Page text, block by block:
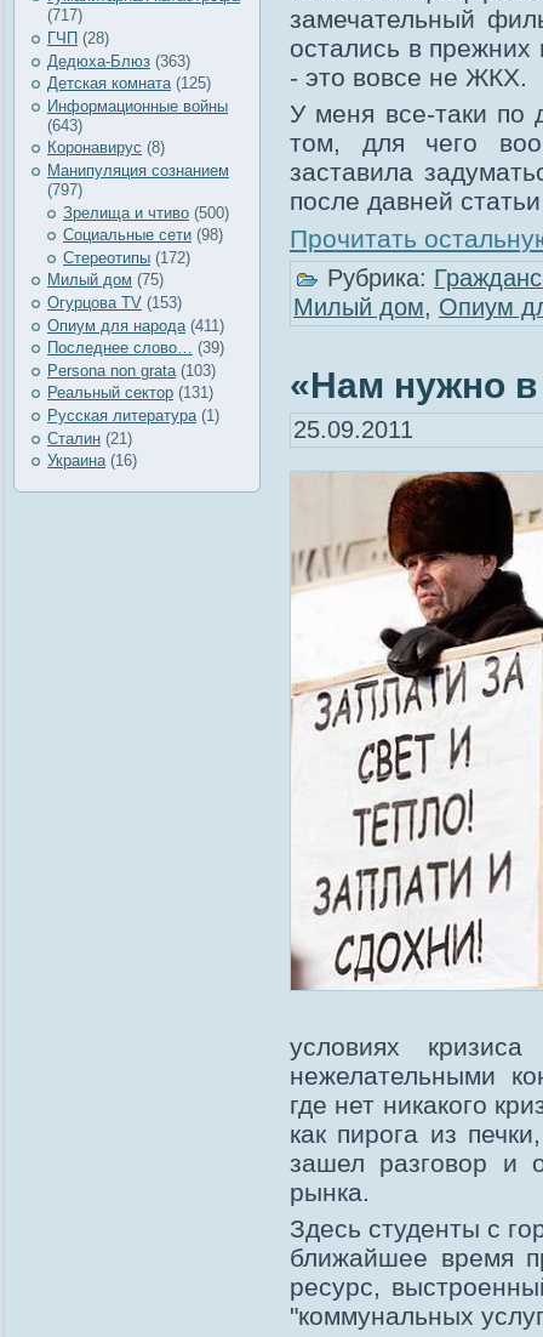
(717)
ГЧП (28)
Дедюха-Блюз (363)
Детская комната(125)
Информационные войны
(643)
Коронавирус (8)
Манипуляция сознанием
(797)
Зрелища и чтиво (500)
Социальные сети (98)
Стереотипы (172)
Милый дом (75)
Огурцова TV (153)
Опиум для народа (411)
Последнее слово… (39)
Рersona non grata (103)
Реальный сектор (131)
Русская литература (1)
Сталин (21)
Украина(16)
замечательный
остались в прежних
- это вовсе не ЖКХ.
У меня все-таки по
том, для чего
заставила
после давней
Прочитать
Рубрика:
Милый дом, Опиум
«Нам нужно в
25.09.2011
условиях
нежелательными
где нет никакого
как пирога из
зашел разговор
рынка.
Здесь студенты с
ближайшее время
ресурс,
"коммунальных